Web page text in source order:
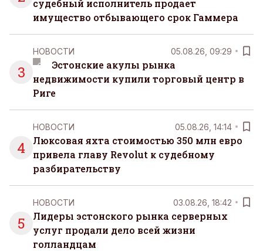
судебный исполнитель продает
имущество отбывающего срок Гаммера
3
НОВОСТИ 05.08.26, 09:29
Эстонские акулы рынка
недвижимости купили торговый центр в
Риге
4
НОВОСТИ 05.08.26, 14:14
Люксовая яхта стоимостью 350 млн евро
привела главу Revolut к судебному
разбирательству
5
НОВОСТИ 03.08.26, 18:42
Лидеры эстонского рынка серверных
услуг продали дело всей жизни
голландцам